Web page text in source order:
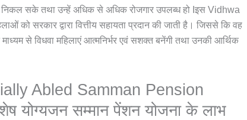
सके तथा उन्हें अधिक से अधिक रोजगार उपलब्ध हो Iइस Vidhwa
को सरकार द्वारा वित्तीय सहायता प्रदान की जाती है। जिससे कि वह
से विधवा महिलाएं आत्मनिर्भर एवं सशक्त बनेंगी तथा उनकी आर्थिक
Abled Samman Pension
योग्यजन सम्मान पेंशन योजना के लाभ